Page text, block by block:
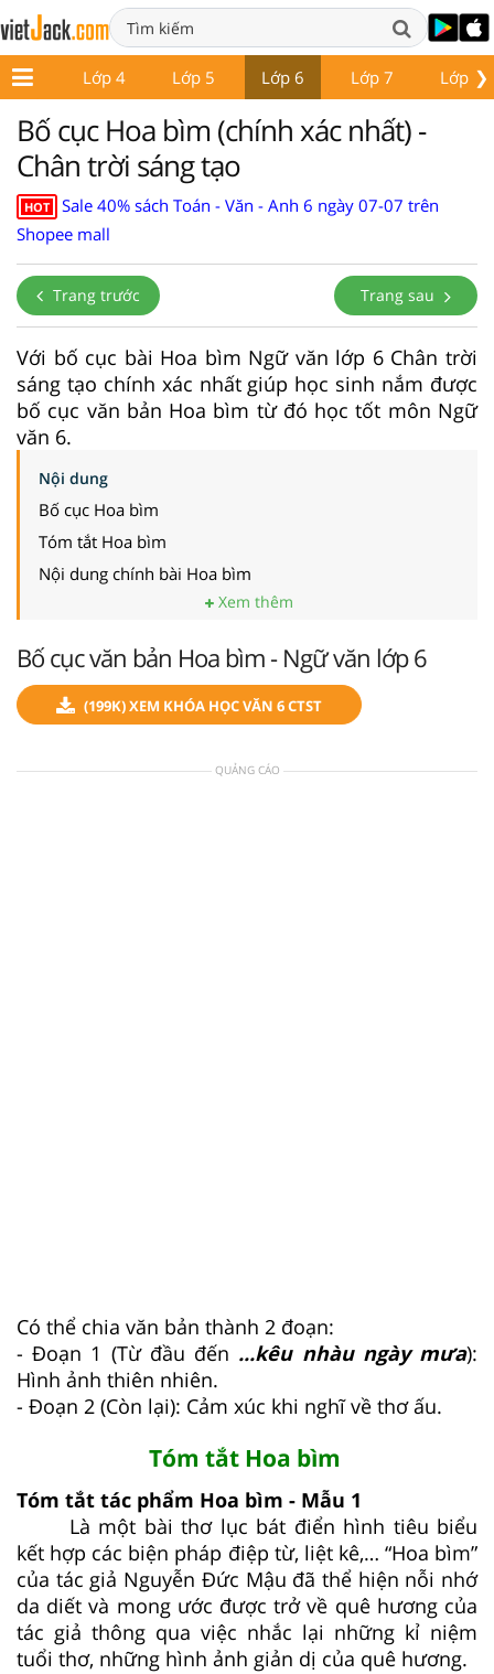
❯
3 Lớp 4 Lớp 5 Lớp 6 Lớp 7 Lớp 8
Bố cục Hoa bìm (chính xác nhất) -
Chân trời sáng tạo
HOT
Sale 40% sách Toán - Văn - Anh 6 ngày 07-07 trên
Shopee mall
Trang trước Trang sau
Với bố cục bài Hoa bìm Ngữ văn lớp 6 Chân trời
sáng tạo chính xác nhất giúp học sinh nắm được
bố cục văn bản Hoa bìm từ đó học tốt môn Ngữ
văn 6.
Nội dung
Bố cục Hoa bìm
Tóm tắt Hoa bìm
Nội dung chính bài Hoa bìm
Xem thêm
Bố cục văn bản Hoa bìm - Ngữ văn lớp 6
(199K) XEM KHÓA HỌC VĂN 6 CTST
QUẢNG CÁO
Có thể chia văn bản thành 2 đoạn:
- Đoạn 1 (Từ đầu đến ...kêu nhàu ngày mưa):
Hình ảnh thiên nhiên.
- Đoạn 2 (Còn lại): Cảm xúc khi nghĩ về thơ ấu.
Tóm tắt Hoa bìm
Tóm tắt tác phẩm Hoa bìm - Mẫu 1
Là một bài thơ lục bát điển hình tiêu biểu
kết hợp các biện pháp điệp từ, liệt kê,… “Hoa bìm”
của tác giả Nguyễn Đức Mậu đã thể hiện nỗi nhớ
da diết và mong ước được trở về quê hương của
tác giả thông qua việc nhắc lại những kỉ niệm
tuổi thơ, những hình ảnh giản dị của quê hương.